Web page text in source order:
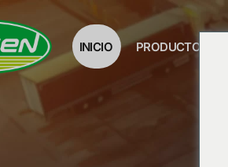
INICIO PRODUCTOS